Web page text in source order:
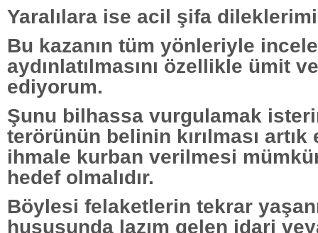
Yaralılara ise acil şifa
Bu kazanın tüm yönleriyle
aydınlatılmasını özellikle ümit
ediyorum.
Şunu bilhassa vurgulamak
terörünün belinin kırılması
ihmale kurban verilmesi
hedef olmalıdır.
Böylesi felaketlerin tekrar
hususunda lazım gelen idari